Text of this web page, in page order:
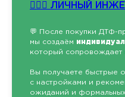
👷🏻‍♂️ ЛИЧНЫЙ
💬 После покупки ДТФ-
мы создаём
который сопровождает
Вы получаете быстрые
с настройками и
ожиданий и формальных